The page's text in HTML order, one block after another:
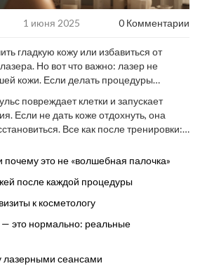
1 июня 2025 0 Комментарии
гладкую кожу или избавиться от
Но вот что важно: лазер не
кожи. Если делать процедуры
кот Мурзик, если бы мог, подтвердил
паузы между линьками.
повреждает клетки и запускает
Если не дать коже отдохнуть, она
Все как после тренировки:
результат с помощью лишних
сэкономить себе нервы, деньги, а
почему это не «волшебная палочка»
после каждой процедуры
к косметологу
— это нормально: реальные
лазерными сеансами